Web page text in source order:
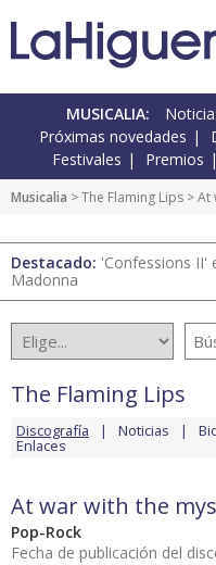
MUSICALIA:
Próximas novedades
Festivales
Premios
Musicalia >The Flaming Lips > At
Destacado: 'Confessions II'
Madonna
The Flaming Lips
Discografía Noticias
Enlaces
At war with the
Pop-Rock
Fecha de publicación del